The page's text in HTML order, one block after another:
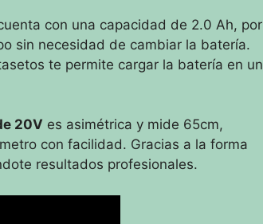
con una capacidad de 2.0 Ah, por
sin necesidad de cambiar la batería.
te permite cargar la batería en un
20V es asimétrica y mide 65cm,
con facilidad. Gracias a la forma
resultados profesionales.